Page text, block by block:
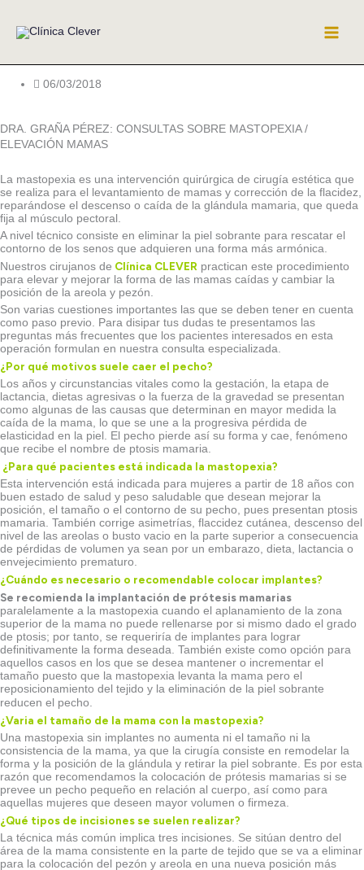
contenido
06/03/2018
DRA. GRAÑA PÉREZ: CONSULTAS SOBRE MASTOPEXIA /
ELEVACIÓN MAMAS
La mastopexia es una intervención quirúrgica de cirugía estética que
se realiza para el levantamiento de mamas y corrección de la flacidez,
reparándose el descenso o caída de la glándula mamaria, que queda
fija al músculo pectoral.
A nivel técnico consiste en eliminar la piel sobrante para rescatar el
contorno de los senos que adquieren una forma más armónica.
Nuestros cirujanos de Clínica CLEVER practican este procedimiento
para elevar y mejorar la forma de las mamas caídas y cambiar la
posición de la areola y pezón.
Son varias cuestiones importantes las que se deben tener en cuenta
como paso previo. Para disipar tus dudas te presentamos las
preguntas más frecuentes que los pacientes interesados en esta
operación formulan en nuestra consulta especializada.
¿Por qué motivos suele caer el pecho?
Los años y circunstancias vitales como la gestación, la etapa de
lactancia, dietas agresivas o la fuerza de la gravedad se presentan
como algunas de las causas que determinan en mayor medida la
caída de la mama, lo que se une a la progresiva pérdida de
elasticidad en la piel. El pecho pierde así su forma y cae, fenómeno
que recibe el nombre de ptosis mamaria.
¿Para qué pacientes está indicada la mastopexia?
Esta intervención está indicada para mujeres a partir de 18 años con
buen estado de salud y peso saludable que desean mejorar la
posición, el tamaño o el contorno de su pecho, pues presentan ptosis
mamaria. También corrige asimetrías, flaccidez cutánea, descenso del
nivel de las areolas o busto vacio en la parte superior a consecuencia
de pérdidas de volumen ya sean por un embarazo, dieta, lactancia o
envejecimiento prematuro.
¿Cuándo es necesario o recomendable colocar implantes?
Se recomienda la implantación de prótesis mamarias
paralelamente a la mastopexia cuando el aplanamiento de la zona
superior de la mama no puede rellenarse por si mismo dado el grado
de ptosis; por tanto, se requeriría de implantes para lograr
definitivamente la forma deseada. También existe como opción para
aquellos casos en los que se desea mantener o incrementar el
tamaño puesto que la mastopexia levanta la mama pero el
reposicionamiento del tejido y la eliminación de la piel sobrante
reducen el pecho.
¿Varia el tamaño de la mama con la mastopexia?
Una mastopexia sin implantes no aumenta ni el tamaño ni la
consistencia de la mama, ya que la cirugía consiste en remodelar la
forma y la posición de la glándula y retirar la piel sobrante. Es por esta
razón que recomendamos la colocación de prótesis mamarias si se
prevee un pecho pequeño en relación al cuerpo, así como para
aquellas mujeres que deseen mayor volumen o firmeza.
¿Qué tipos de incisiones se suelen realizar?
La técnica más común implica tres incisiones. Se sitúan dentro del
área de la mama consistente en la parte de tejido que se va a eliminar
para la colocación del pezón y areola en una nueva posición más